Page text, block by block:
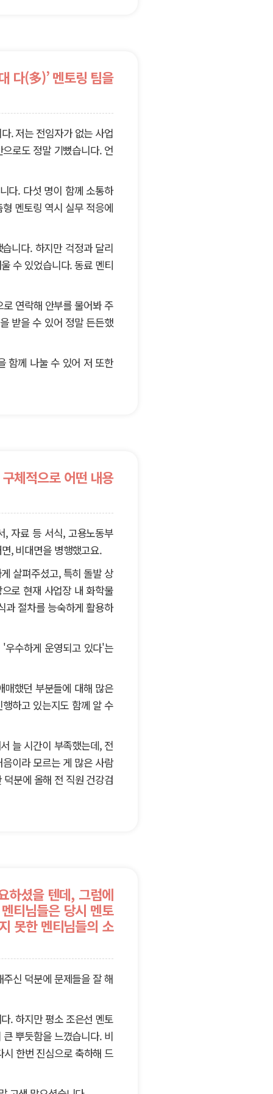
다(多)’ 멘토링 팀을
. 저는 전임자가 없는 사업
로도 정말 기뻤습니다. 언
다. 다섯 명이 함께 소통하
멘토링 역시 실무 적응에
니다. 하지만 걱정과 달리
수 있었습니다. 동료 멘티
연락해 안부를 물어봐 주
받을 수 있어 정말 든든했
함께 나눌 수 있어 저 또한
체적으로 어떤 내용
, 자료 등 서식, 고용노동부
, 비대면을 병행했고요.
살펴주셨고, 특히 돌발 상
로 현재 사업장 내 화학물
과 절차를 능숙하게 활용하
우수하게 운영되고 있다'는
했던 부분들에 대해 많은
하고 있는지도 함께 알 수
늘 시간이 부족했는데, 전
이라 모르는 게 많은 사람
분에 올해 전 직원 건강검
하셨을 텐데, 그럼에
티님들은 당시 멘토
못한 멘티님들의 소
신 덕분에 문제들을 잘 해
. 하지만 평소 조은선 멘토
뿌듯함을 느꼈습니다. 비
한번 진심으로 축하해 드